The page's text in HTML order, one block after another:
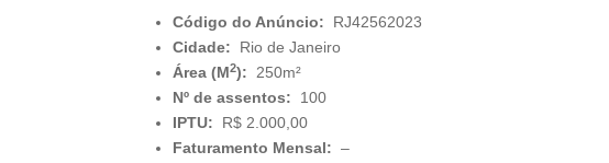
Código do Anúncio:
RJ42562023
Cidade:
Rio de Janeiro
Área (M2):
250m²
Nº de assentos:
100
IPTU:
R$ 2.000,00
Faturamento Mensal: –